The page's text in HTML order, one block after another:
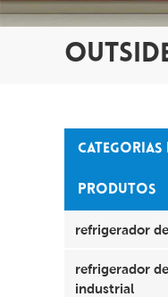
CATEGORIAS
PRODUTOS
refrigerador
refrigerador
industrial